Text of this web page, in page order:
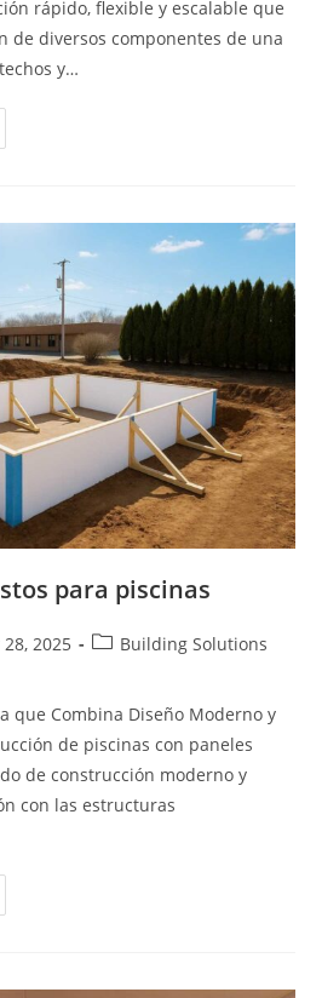
rápido, flexible y escalable que
de diversos componentes de una
y…
para piscinas
2025
PostBuilding Solutions
que Combina Diseño Moderno y
de piscinas con paneles
de construcción moderno y
con las estructuras